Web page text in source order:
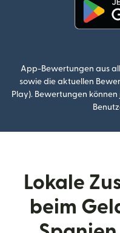
App-Bewertungen aus
sowie die aktuellen
Play). Bewertungen
Lokale
beim